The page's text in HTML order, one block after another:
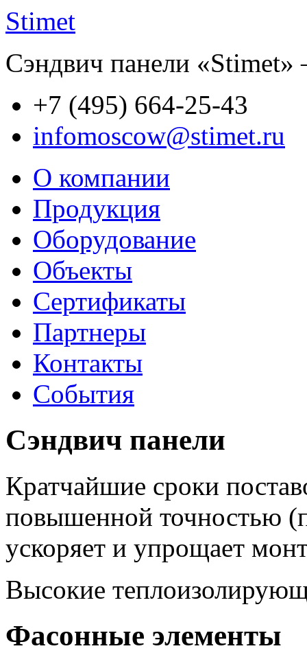
Stimet
Сэндвич панели
+7 (495) 664-25-43
infomoscow@stimet.ru
О компании
Продукция
Оборудование
Объекты
Сертификаты
Партнеры
Контакты
События
Сэндвич панели
Кратчайшие сроки
повышенной точностью
ускоряет и упрощает
Высокие
Фасонные элементы